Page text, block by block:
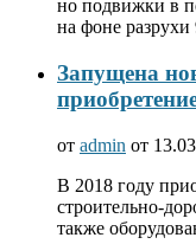
но подвижки в
на фоне
Запущена
от admin от
В 2018 году
строительно-
также